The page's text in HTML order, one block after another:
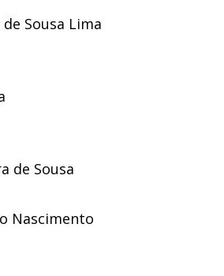
Sousa Lima
de Sousa
Nascimento